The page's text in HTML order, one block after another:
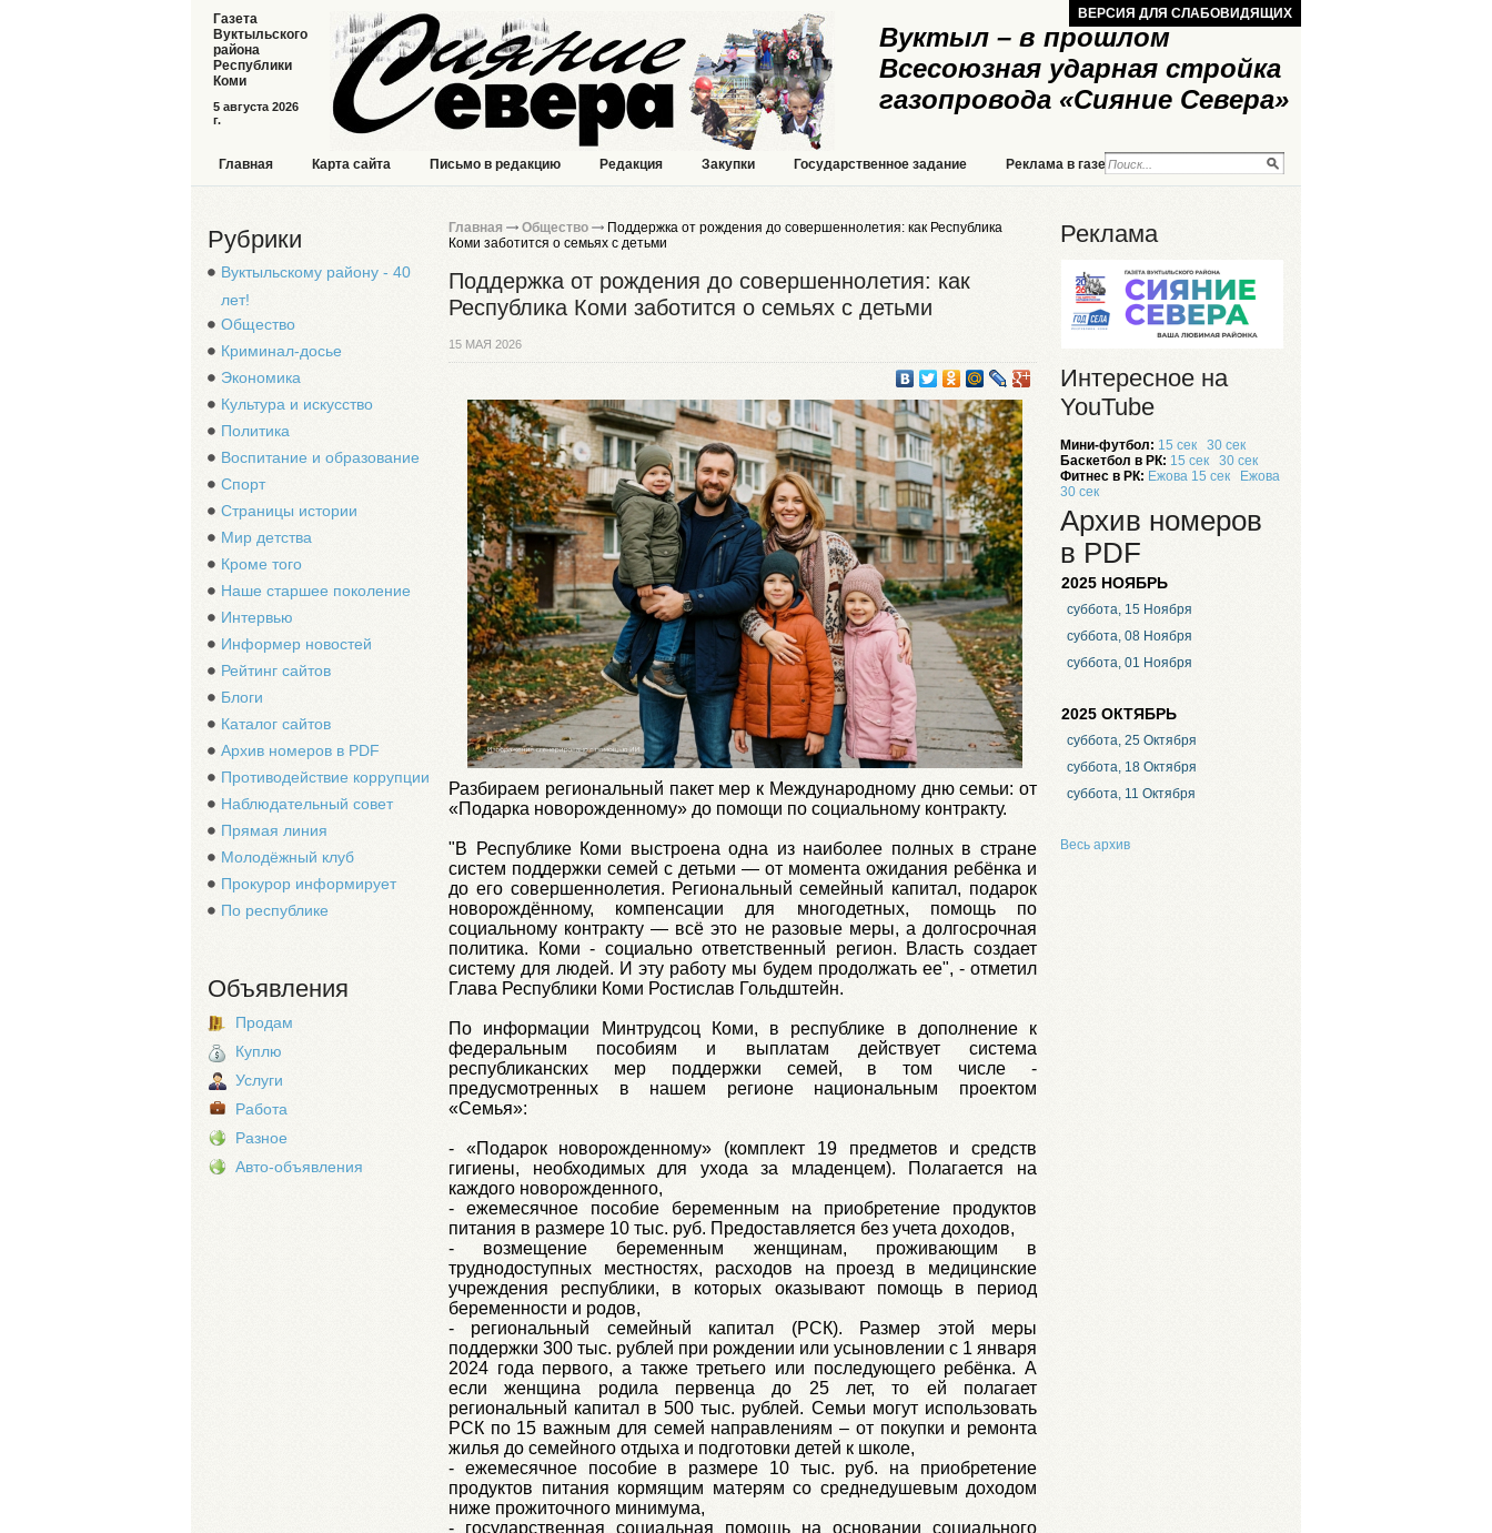
Вуктыл – в прошлом
Всесоюзная ударная стройка
газопровода «Сияние Севера»
5 августа 2026
г.
Газета
Вуктыльского
района
Республики
Коми
ВЕРСИЯ ДЛЯ СЛАБОВИДЯЩИХ
Главная Карта сайта Письмо в редакцию Редакция Закупки Государственное задание Реклама в газете Реклама на сайте
Рубрики
Вуктыльскому району - 40
лет!
Общество
Криминал-досье
Экономика
Культура и искусство
Политика
Воспитание и образование
Спорт
Страницы истории
Мир детства
Кроме того
Наше старшее поколение
Интервью
Информер новостей
Рейтинг сайтов
Блоги
Каталог сайтов
Архив номеров в PDF
Противодействие коррупции
Наблюдательный совет
Прямая линия
Молодёжный клуб
Прокурор информирует
По республике
Объявления
Продам
Куплю
Услуги
Работа
Разное
Авто-объявления
Главная Общество
Поддержка от рождения до совершеннолетия: как Республика
Коми заботится о семьях с детьми
Поддержка от рождения до совершеннолетия: как
Республика Коми заботится о семьях с детьми
15 МАЯ 2026
Разбираем региональный пакет мер к Международному дню семьи: от
«Подарка новорожденному» до помощи по социальному контракту.
"В Республике Коми выстроена одна из наиболее полных в стране
систем поддержки семей с детьми — от момента ожидания ребёнка и
до его совершеннолетия. Региональный семейный капитал, подарок
новорождённому, компенсации для многодетных, помощь по
социальному контракту — всё это не разовые меры, а долгосрочная
политика. Коми - социально ответственный регион. Власть создает
систему для людей. И эту работу мы будем продолжать ее", - отметил
Глава Республики Коми Ростислав Гольдштейн.
По информации Минтрудсоц Коми, в республике в дополнение к
федеральным пособиям и выплатам действует система
республиканских мер поддержки семей, в том числе -
предусмотренных в нашем регионе национальным проектом
«Семья»:
- «Подарок новорожденному» (комплект 19 предметов и средств
гигиены, необходимых для ухода за младенцем). Полагается на
каждого новорожденного,
- ежемесячное пособие беременным на приобретение продуктов
питания в размере 10 тыс. руб. Предоставляется без учета доходов,
- возмещение беременным женщинам, проживающим в
труднодоступных местностях, расходов на проезд в медицинские
учреждения республики, в которых оказывают помощь в период
беременности и родов,
- региональный семейный капитал (РСК). Размер этой меры
поддержки 300 тыс. рублей при рождении или усыновлении с 1 января
2024 года первого, а также третьего или последующего ребёнка. А
если женщина родила первенца до 25 лет, то ей полагает
региональный капитал в 500 тыс. рублей. Семьи могут использовать
РСК по 15 важным для семей направлениям – от покупки и ремонта
жилья до семейного отдыха и подготовки детей к школе,
- ежемесячное пособие в размере 10 тыс. руб. на приобретение
продуктов питания кормящим матерям со среднедушевым доходом
ниже прожиточного минимума,
- государственная социальная помощь на основании социального
Реклама
Интересное на
YouTube
Мини-футбол: 15 сек
30 сек
Баскетбол в РК: 15 сек
30 сек
Фитнес в РК: Ежова 15 сек
Ежова
30 сек
Архив номеров
в PDF
2025 НОЯБРЬ
суббота, 15 Ноября
суббота, 08 Ноября
суббота, 01 Ноября
2025 ОКТЯБРЬ
суббота, 25 Октября
суббота, 18 Октября
суббота, 11 Октября
Весь архив